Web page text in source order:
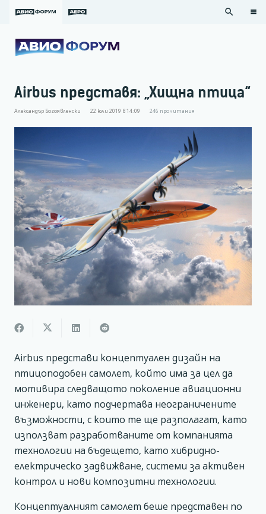
search
Airbus представя: „Хищна птица“
Александър Богоявленски 22 юли 2019 в 14:09 246 прочитания
Airbus представи концептуален дизайн на
птицоподобен самолет, който има за цел да
мотивира следващото поколение авиационни
инженери, като подчертава неограничените
възможности, с които те ще разполагат, като
използват разработваните от компанията
технологии на бъдещето, като хибридно-
електрическо задвижване, системи за активен
контрол и нови композитни технологии.
Концептуалният самолет беше представен по